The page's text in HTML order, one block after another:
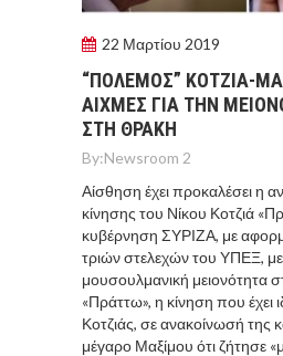
22 Μαρτίου 2019
“ΠΟΛΕΜΟΣ” ΚΟΤΖΙΑ-
ΑΙΧΜΕΣ ΓΙΑ ΤΗΝ
ΣΤΗ ΘΡΑΚΗ
By:Newsroom 2
Αίσθηση έχει προκαλέσει η
κίνησης του Νίκου Κοτζιά
κυβέρνηση ΣΥΡΙΖΑ, με
τριών στελεχών του ΥΠΕΞ,
μουσουλμανική μειονότητα
«Πράττω», η κίνηση που έχει
Κοτζιάς, σε ανακοίνωσή της
μέγαρο Μαξίμου ότι ζήτησε